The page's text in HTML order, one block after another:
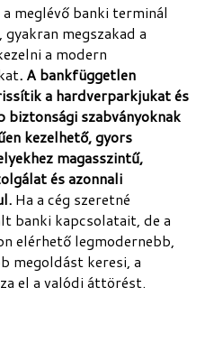
meglévő banki terminál
megszakad a
a modern
. A bankfüggetlen
a hardverparkjukat és
biztonsági szabványoknak
kezelhető, gyors
magasszintű,
és azonnali
Ha a cég szeretné
banki kapcsolatait, de a
elérhető legmodernebb,
megoldást keresi, a
el a valódi áttörést.